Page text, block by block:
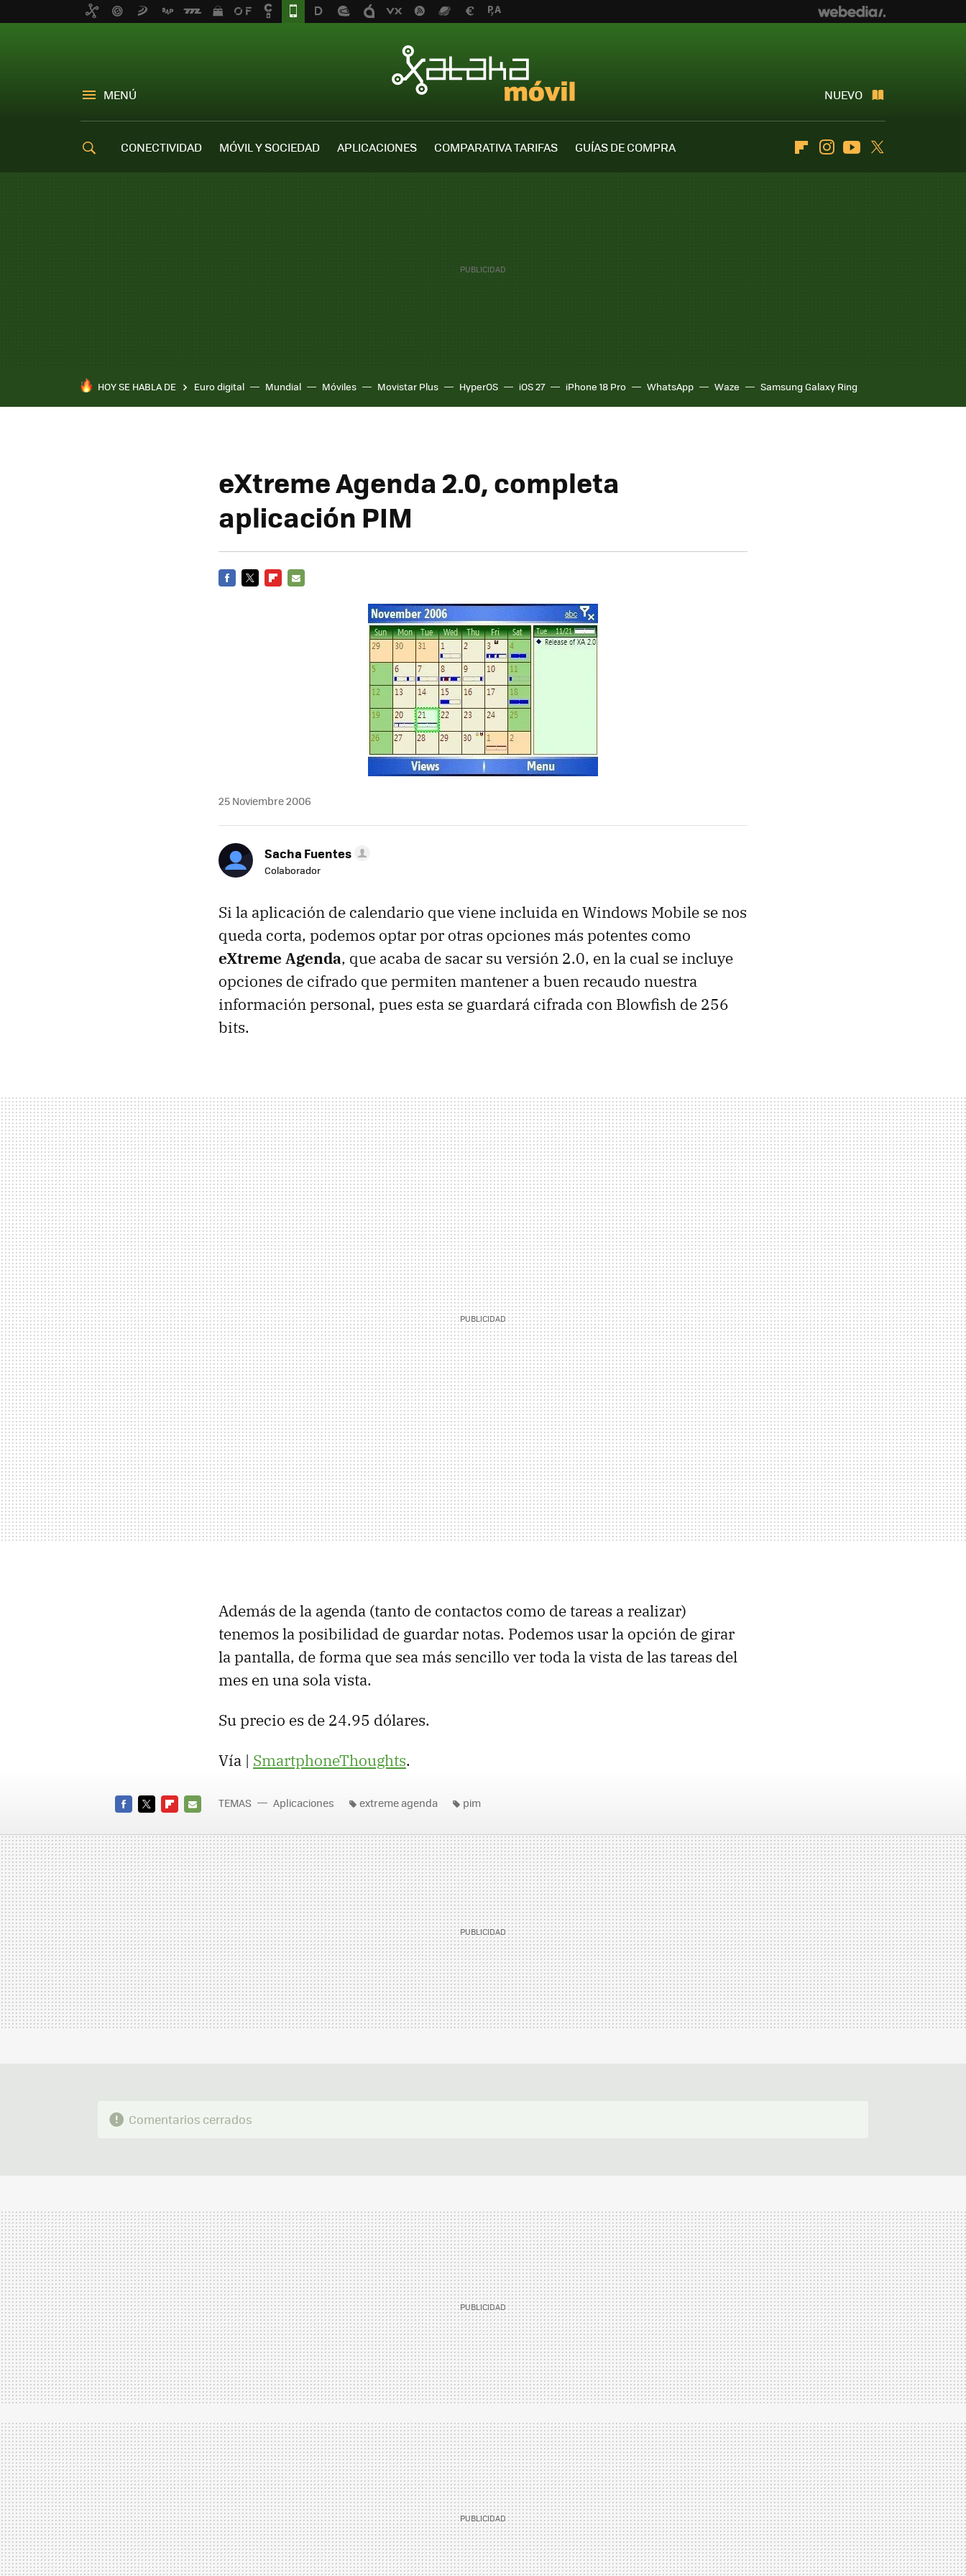
MENÚ NUEVO
CONECTIVIDAD MÓVIL Y SOCIEDAD APLICACIONES COMPARATIVA TARIFAS
GUÍAS DE COMPRA
FlipboardInstagramYoutube
HOY SE HABLA DE Euro digital Mundial Móviles Movistar Plus HyperOS iOS 27 iPhone 18 Pro WhatsApp Waze Samsung Galaxy Ring
eXtreme Agenda 2.0, completa
aplicación PIM
25 Noviembre 2006
Sacha Fuentes
Colaborador
Si la aplicación de calendario que viene incluida en Windows Mobile se nos
queda corta, podemos optar por otras opciones más potentes como
eXtreme Agenda, que acaba de sacar su versión 2.0, en la cual se incluye
opciones de cifrado que permiten mantener a buen recaudo nuestra
información personal, pues esta se guardará cifrada con Blowfish de 256
bits.
Además de la agenda (tanto de contactos como de tareas a realizar)
tenemos la posibilidad de guardar notas. Podemos usar la opción de girar
la pantalla, de forma que sea más sencillo ver toda la vista de las tareas del
mes en una sola vista.
Su precio es de 24.95 dólares.
Vía | SmartphoneThoughts.
MAIL
TEMAS Aplicaciones extreme agenda pim
Comentarios cerrados